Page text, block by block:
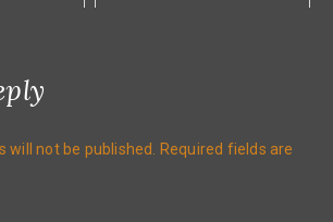
will not be published.
Required fields are